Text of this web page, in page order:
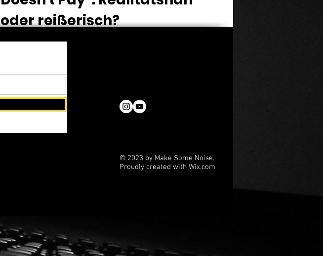
oder reißerisch?
In seinem zweiten Kinofilm „Haps – Crime Doesn't Pay“
© 2023 by Make Some Noise.
Proudly created with Wix.com